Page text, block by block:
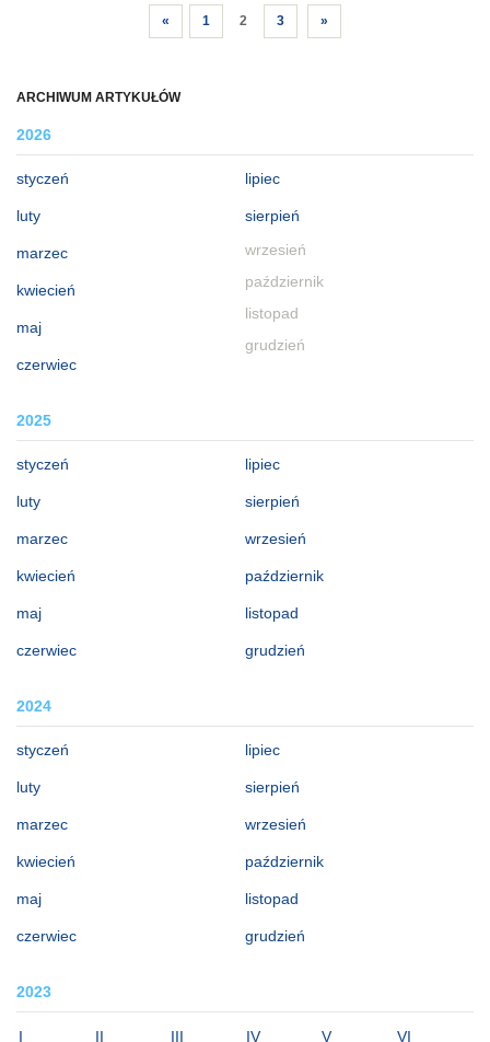
ARCHIWUM ARTYKUŁÓW
2026
styczeń
luty
marzec
kwiecień
maj
czerwiec
lipiec
sierpień
wrzesień
październik
listopad
grudzień
2025
styczeń
luty
marzec
kwiecień
maj
czerwiec
lipiec
sierpień
wrzesień
październik
listopad
grudzień
2024
styczeń
luty
marzec
kwiecień
maj
czerwiec
lipiec
sierpień
wrzesień
październik
listopad
grudzień
2023
I II III IV V VI
« 1 2 3 »